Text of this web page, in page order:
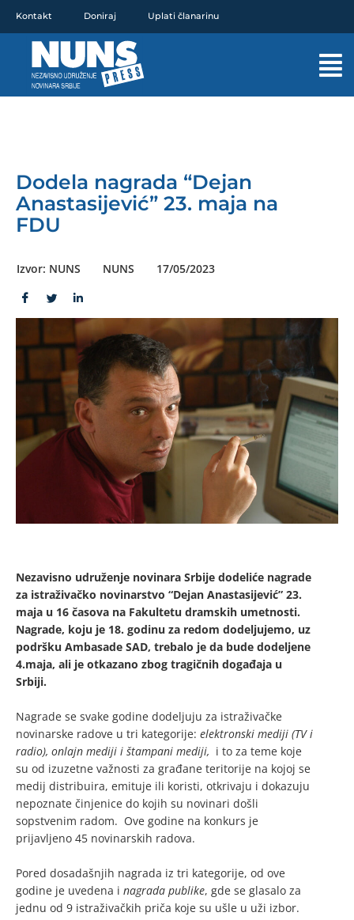
sadržaj
Kontakt Doniraj Uplati članarinu
Dodela nagrada “Dejan
Anastasijević” 23. maja na
FDU
Izvor: NUNS NUNS 17/05/2023
Nezavisno udruženje novinara Srbije dodeliće nagrade
za istraživačko novinarstvo “Dejan Anastasijević” 23.
maja u 16 časova na Fakultetu dramskih umetnosti.
Nagrade, koju je 18. godinu za redom dodeljujemo, uz
podršku Ambasade SAD, trebalo je da bude dodeljene
4.maja, ali je otkazano zbog tragičnih događaja u
Srbiji.
Nagrade se svake godine dodeljuju za istraživačke
novinarske radove u tri kategorije: elektronski mediji (TV i
radio), onlajn mediji i štampani mediji, i to za teme koje
su od izuzetne važnosti za građane teritorije na kojoj se
medij distribuira, emituje ili koristi, otkrivaju i dokazuju
nepoznate činjenice do kojih su novinari došli
sopstvenim radom. Ove godine na konkurs je
prijavljeno 45 novinarskih radova.
Pored dosadašnjih nagrada iz tri kategorije, od ove
godine je uvedena i nagrada publike, gde se glasalo za
jednu od 9 istraživačkih priča koje su ušle u uži izbor.